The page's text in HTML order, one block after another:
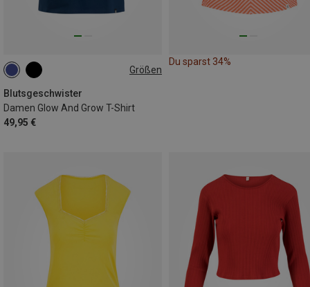
Größen
Blutsgeschwister
Damen Glow And Grow T-Shirt
49,95 €
S
Du sparst 34%